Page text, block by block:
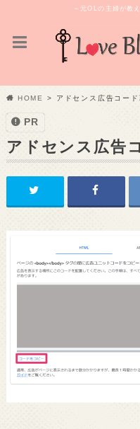
～元OLの主婦が教
HOME アドセンス広告コード
PR
アドセンス広告